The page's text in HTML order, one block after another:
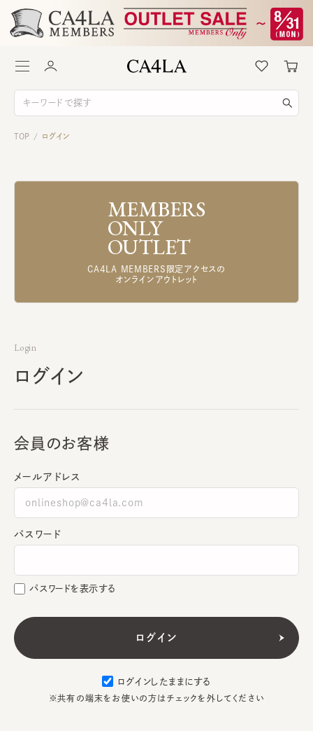
TOP / ログイン
MEMBERS
ONLY
OUTLET
CA4LA MEMBERS限定アクセスの
オンラインアウトレット
Login
ログイン
会員のお客様
メールアドレス
パスワード
パスワードを表示する
ログインしたままにする
※共有の端末をお使いの方はチェックを外してください